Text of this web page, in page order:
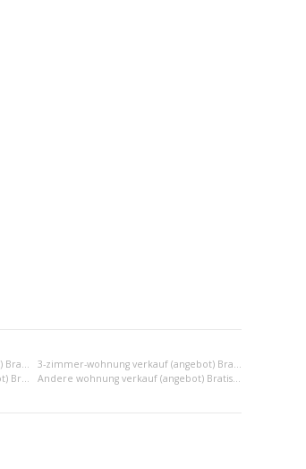
2-zimmer-wohnung verkauf (angebot) Bratislava II
3-zimmer-wohnung verkauf (angebot) Bratislava II
2x einraumwohnung verkauf (angebot) Bratislava II Andere wohnung verkauf (angebot) Bratislava II